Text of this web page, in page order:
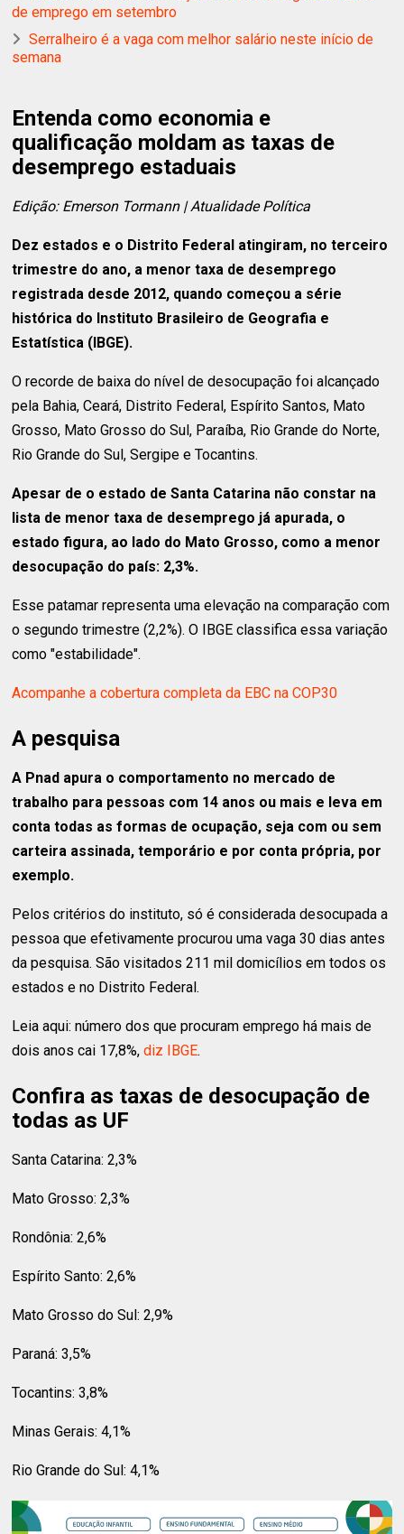
de emprego em setembro
Serralheiro é a vaga com melhor salário neste início de
semana
Entenda como economia e
qualificação moldam as taxas de
desemprego estaduais
Edição: Emerson Tormann | Atualidade Política
Dez estados e o Distrito Federal atingiram, no terceiro
trimestre do ano, a menor taxa de desemprego
registrada desde 2012, quando começou a série
histórica do Instituto Brasileiro de Geografia e
Estatística (IBGE).
O recorde de baixa do nível de desocupação foi alcançado
pela Bahia, Ceará, Distrito Federal, Espírito Santos, Mato
Grosso, Mato Grosso do Sul, Paraíba, Rio Grande do Norte,
Rio Grande do Sul, Sergipe e Tocantins.
Apesar de o estado de Santa Catarina não constar na
lista de menor taxa de desemprego já apurada, o
estado figura, ao lado do Mato Grosso, como a menor
desocupação do país: 2,3%.
Esse patamar representa uma elevação na comparação com
o segundo trimestre (2,2%). O IBGE classifica essa variação
como "estabilidade".
Acompanhe a cobertura completa da EBC na COP30
A pesquisa
A Pnad apura o comportamento no mercado de
trabalho para pessoas com 14 anos ou mais e leva em
conta todas as formas de ocupação, seja com ou sem
carteira assinada, temporário e por conta própria, por
exemplo.
Pelos critérios do instituto, só é considerada desocupada a
pessoa que efetivamente procurou uma vaga 30 dias antes
da pesquisa. São visitados 211 mil domicílios em todos os
estados e no Distrito Federal.
Leia aqui: número dos que procuram emprego há mais de
dois anos cai 17,8%, diz IBGE.
Confira as taxas de desocupação de
todas as UF
Santa Catarina: 2,3%
Mato Grosso: 2,3%
Rondônia: 2,6%
Espírito Santo: 2,6%
Mato Grosso do Sul: 2,9%
Paraná: 3,5%
Tocantins: 3,8%
Minas Gerais: 4,1%
Rio Grande do Sul: 4,1%